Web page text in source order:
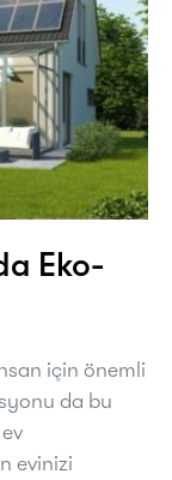
Eko-
için önemli
da bu
evinizi